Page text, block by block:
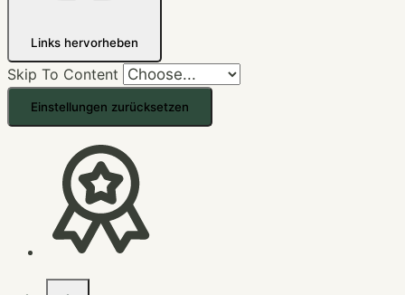
Links hervorheben
Skip To Content
Einstellungen zurücksetzen